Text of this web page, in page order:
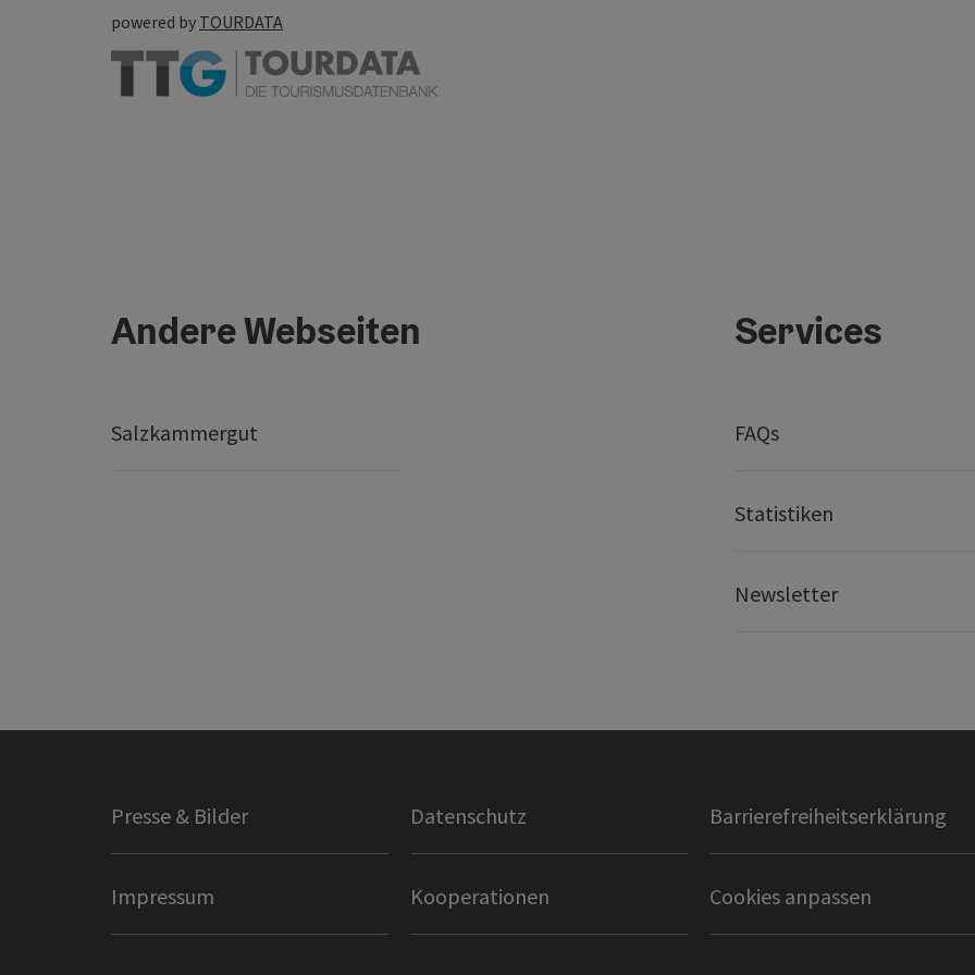
powered by TOURDATA
Andere Webseiten
Salzkammergut
Services
FAQs
Statistiken
Newsletter
Presse & Bilder Datenschutz Barrierefreiheitserklärung
Impressum Kooperationen Cookies anpassen